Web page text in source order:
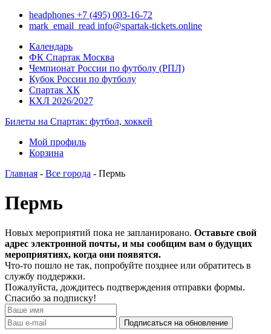
headphones +7 (495) 003-16-72
mark_email_read info@spartak-tickets.online
Календарь
ФК Спартак Москва
Чемпионат России по футболу (РПЛ)
Кубок России по футболу
Спартак ХК
КХЛ 2026/2027
Билеты на Спартак: футбол, хоккей
Мой профиль
Корзина
Главная - Все города - Пермь
Пермь
Новых мероприятий пока не запланировано. Оставьте свой
адрес электронной почты, и мы сообщим вам о будущих
мероприятиях, когда они появятся.
Что-то пошло не так, попробуйте позднее или обратитесь в
службу поддержки.
Пожалуйста, дождитесь подтверждения отправки формы.
Спасибо за подписку!
Подписаться на обновление